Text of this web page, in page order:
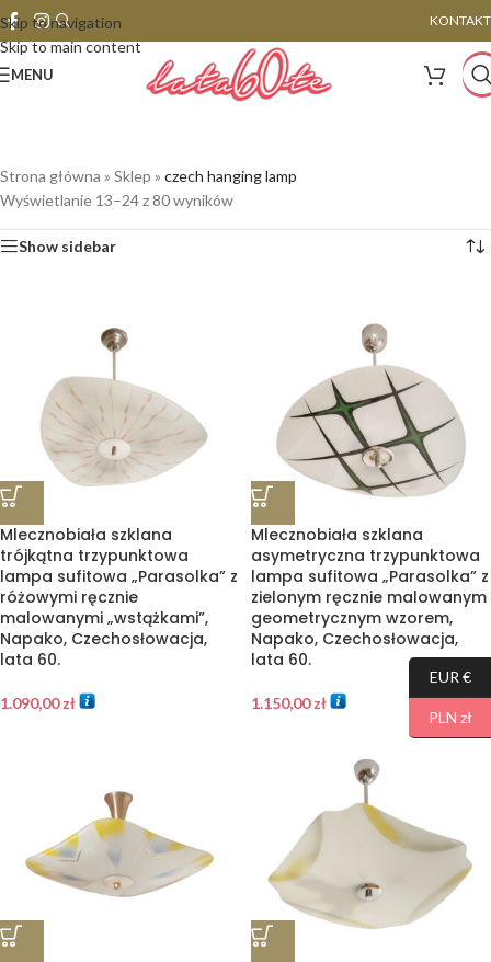
Skip to navigation
Skip to main content
KONTAKT
MENU
Strona główna » Sklep » czech hanging lamp
Wyświetlanie 13–24 z 80 wyników
Show sidebar
Mlecznobiała szklana
trójkątna trzypunktowa
lampa sufitowa „Parasolka” z
różowymi ręcznie
malowanymi „wstążkami”,
Napako, Czechosłowacja,
lata 60.
1.090,00zł
Mlecznobiała szklana
asymetryczna trzypunktowa
lampa sufitowa „Parasolka” z
zielonym ręcznie malowanym
geometrycznym wzorem,
Napako, Czechosłowacja,
lata 60.
1.150,00zł
EUR €
PLN zł